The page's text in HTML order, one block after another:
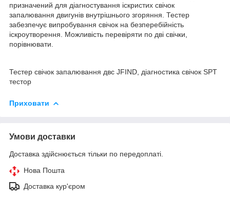
призначений для діагностування іскристих свічок
запалювання двигунів внутрішнього згоряння. Тестер
забезпечує випробування свічок на безперебійність
іскроутворення. Можливість перевіряти по дві свічки,
порівнювати.
Тестер свічок запалювання двс JFIND, діагностика свічок SPT
тестор
Приховати
Умови доставки
Доставка здійснюється тільки по передоплаті.
Нова Пошта
Доставка кур'єром